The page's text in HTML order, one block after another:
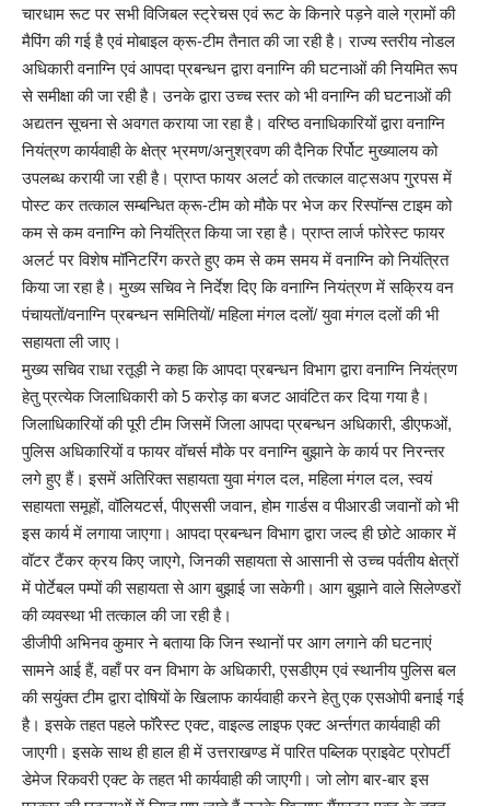
चारधाम रूट पर सभी विजिबल स्ट्रेचस एवं रूट के किनारे पड़ने वाले ग्रामों की
मैपिंग की गई है एवं मोबाइल क्रू-टीम तैनात की जा रही है। राज्य स्तरीय नोडल
अधिकारी वनाग्नि एवं आपदा प्रबन्धन द्वारा वनाग्नि की घटनाओं की नियमित रूप
से समीक्षा की जा रही है। उनके द्वारा उच्च स्तर को भी वनाग्नि की घटनाओं की
अद्यतन सूचना से अवगत कराया जा रहा है। वरिष्ठ वनाधिकारियों द्वारा वनाग्नि
नियंत्रण कार्यवाही के क्षेत्र भ्रमण/अनुश्रवण की दैनिक रिर्पोट मुख्यालय को
उपलब्ध करायी जा रही है। प्राप्त फायर अलर्ट को तत्काल वाट्सअप गु्रपस में
पोस्ट कर तत्काल सम्बन्धित क्रू-टीम को मौके पर भेज कर रिस्पॉन्स टाइम को
कम से कम वनाग्नि को नियंत्रित किया जा रहा है। प्राप्त लार्ज फोरेस्ट फायर
अलर्ट पर विशेष मॉनिटरिंग करते हुए कम से कम समय में वनाग्नि को नियंत्रित
किया जा रहा है। मुख्य सचिव ने निर्देश दिए कि वनाग्नि नियंत्रण में सक्रिय वन
पंचायतों/वनाग्नि प्रबन्धन समितियों/ महिला मंगल दलों/ युवा मंगल दलों की भी
सहायता ली जाए।
मुख्य सचिव राधा रतूड़ी ने कहा कि आपदा प्रबन्धन विभाग द्वारा वनाग्नि नियंत्रण
हेतु प्रत्येक जिलाधिकारी को 5 करोड़ का बजट आवंटित कर दिया गया है।
जिलाधिकारियों की पूरी टीम जिसमें जिला आपदा प्रबन्धन अधिकारी, डीएफओं,
पुलिस अधिकारियों व फायर वॉचर्स मौके पर वनाग्नि बुझाने के कार्य पर निरन्तर
लगे हुए हैं। इसमें अतिरिक्त सहायता युवा मंगल दल, महिला मंगल दल, स्वयं
सहायता समूहों, वॉलियटर्स, पीएससी जवान, होम गार्डस व पीआरडी जवानों को भी
इस कार्य में लगाया जाएगा। आपदा प्रबन्धन विभाग द्वारा जल्द ही छोटे आकार में
वॉटर टैंकर क्रय किए जाएगे, जिनकी सहायता से आसानी से उच्च पर्वतीय क्षेत्रों
में पोर्टेबल पम्पों की सहायता से आग बुझाई जा सकेगी। आग बुझाने वाले सिलेण्डरों
की व्यवस्था भी तत्काल की जा रही है।
डीजीपी अभिनव कुमार ने बताया कि जिन स्थानों पर आग लगाने की घटनाएं
सामने आई हैं, वहाँ पर वन विभाग के अधिकारी, एसडीएम एवं स्थानीय पुलिस बल
की सयुंक्त टीम द्वारा दोषियों के खिलाफ कार्यवाही करने हेतु एक एसओपी बनाई गई
है। इसके तहत पहले फॉरेस्ट एक्ट, वाइल्ड लाइफ एक्ट अर्न्तगत कार्यवाही की
जाएगी। इसके साथ ही हाल ही में उत्तराखण्ड में पारित पब्लिक प्राइवेट प्रोपर्टी
डेमेज रिकवरी एक्ट के तहत भी कार्यवाही की जाएगी। जो लोग बार-बार इस